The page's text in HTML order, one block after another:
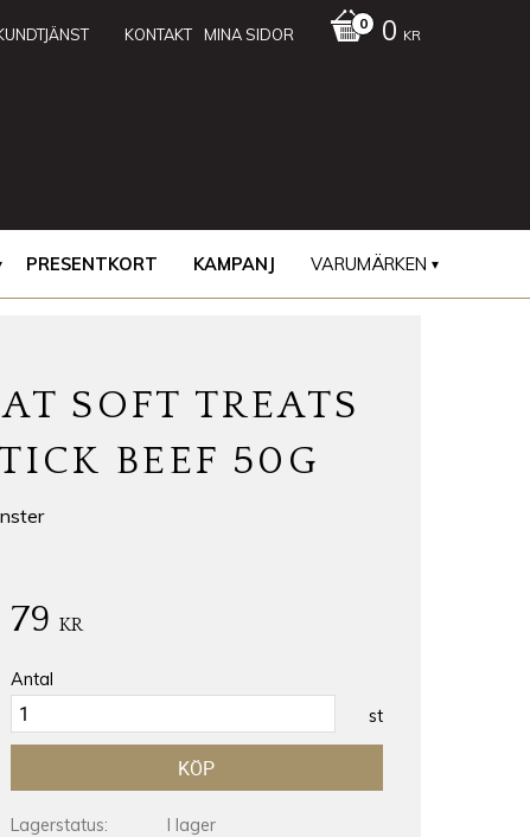
MINA SIDOR
KONTAKT 0 KR
PRESENTKORT KAMPANJ VARUMÄRKEN
SOFT TREATS
BEEF 50G
79 KR
Antal
st
KÖP
Lagerstatus
I lager